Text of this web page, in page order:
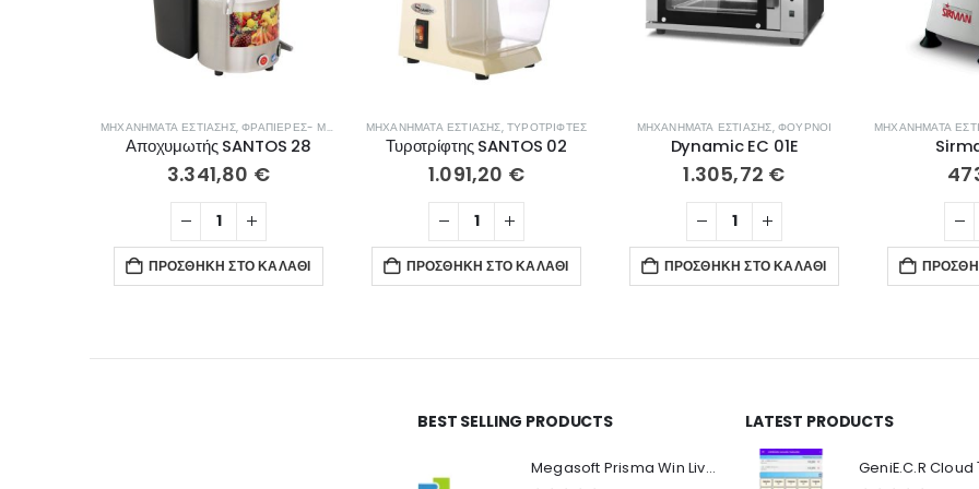
ΜΗΧΑΝΉΜΑΤΑ ΕΣΤΊΑΣΗΣ,ΦΡΑΠΙΈΡΕΣ- ΜΠΛΈΝΤΕΡ- ΑΠΟΧΥΜΩΤΈΣ
Αποχυμωτής SANTOS 28
3.341,80 €
ΠΡΟΣΘΉΚΗ ΣΤΟ ΚΑΛΆΘΙ
ΜΗΧΑΝΉΜΑΤΑ ΕΣΤΊΑΣΗΣ, ΤΥΡΟΤΡΊΦΤΕΣ
Τυροτρίφτης SANTOS 02
1.091,20 €
ΠΡΟΣΘΉΚΗ ΣΤΟ ΚΑΛΆΘΙ
ΜΗΧΑΝΉΜΑΤΑ ΕΣΤΊΑΣΗΣ, ΦΟΎΡΝΟΙ
Dynamic EC 01E
1.305,72 €
ΠΡΟΣΘΉΚΗ ΣΤΟ ΚΑΛΆΘΙ
ΜΗΧΑΝΉΜΑΤΑ
BEST SELLING PRODUCTS
Megasoft Prisma Win Live Viewer
LATEST PRODUCTS
Ο Λογαριασμός μου